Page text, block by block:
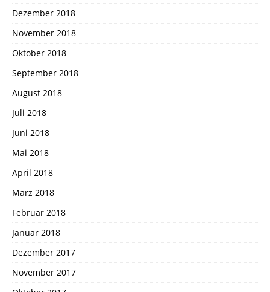
Dezember 2018
November 2018
Oktober 2018
September 2018
August 2018
Juli 2018
Juni 2018
Mai 2018
April 2018
März 2018
Februar 2018
Januar 2018
Dezember 2017
November 2017